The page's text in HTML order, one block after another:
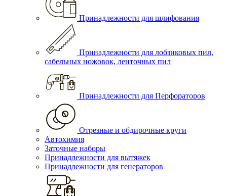
Принадлежности для шлифования
Принадлежности для лобзиковых пил,
сабельных ножовок, ленточных пил
Принадлежности для Перфораторов
Отрезные и обдирочные круги
Автохимия
Заточные наборы
Принадлежности для вытяжек
Принадлежности для генераторов